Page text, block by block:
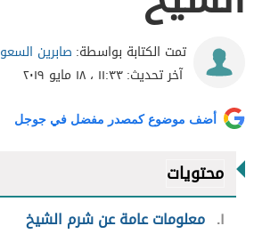
تمت الكتابة بواسطة: صابرين السعو
آخر تحديث:١١:٣٣ ، ١٨ مايو ٢٠١٩
أضف موضوع كمصدر مفضل في جوجل
محتويات
١ معلومات عامة عن شرم الشيخ